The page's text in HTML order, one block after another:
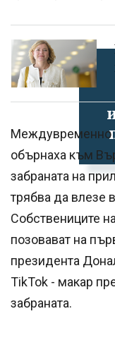
Междувременно
обърнаха към
забраната на
трябва да влезе
Собствениците
позовават на
президента
TikTok - макар
забраната.